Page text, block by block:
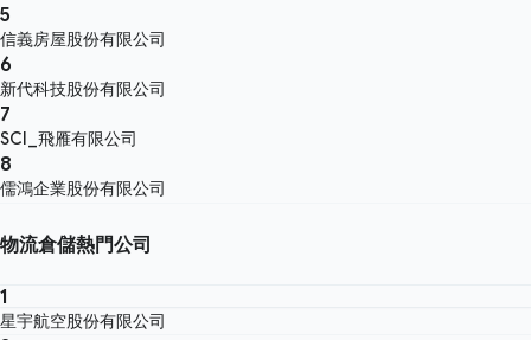
5
信義房屋股份有限公司
6
新代科技股份有限公司
7
SCI_飛雁有限公司
8
儒鴻企業股份有限公司
物流倉儲熱門公司
1
星宇航空股份有限公司